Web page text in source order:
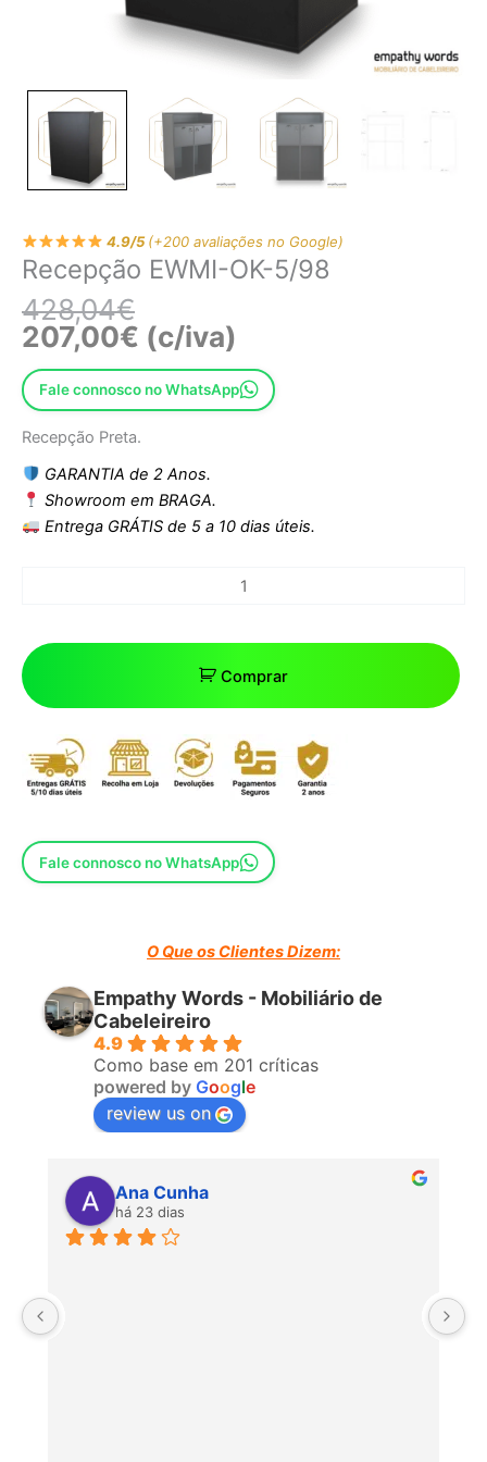
4.9/5(+200 avaliações no Google)
Recepção EWMI-OK-5/98
428,04€
207,00€ (c/iva)
Fale connosco no WhatsApp
Recepção Preta.
GARANTIA de 2 Anos.
Showroom em BRAGA.
Entrega GRÁTIS de 5 a 10 dias úteis.
Comprar
Fale connosco no WhatsApp
O Que os Clientes Dizem:
Empathy Words - Mobiliário de
Cabeleireiro
4.9
Como base em 201 críticas
powered by Google
review us on
Ana Cunha
há 23 dias